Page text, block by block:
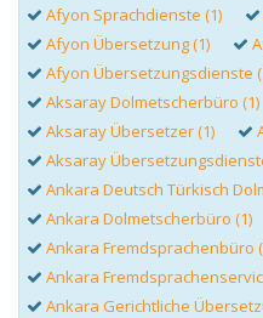
Afyon Sprachdienste (1)
Afyon Übersetzung (1)
Afyon Übersetzungsdienste
Aksaray Dolmetscherbüro (1)
Aksaray Übersetzer (1)
Aksaray
Ankara Deutsch Türkisch
Ankara Dolmetscherbüro (1)
Ankara Fremdsprachenbüro
Ankara
Ankara Gerichtliche